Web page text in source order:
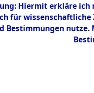
Hiermit erkläre ich
für
Bestimmungen